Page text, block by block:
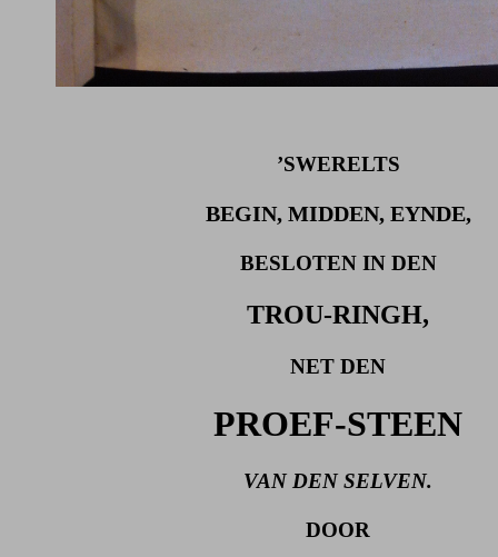
’SWERELTS
BEGIN, MIDDEN, EYNDE,
BESLOTEN IN DEN
TROU-RINGH,
NET DEN
PROEF-STEEN
VAN DEN SELVEN.
DOOR